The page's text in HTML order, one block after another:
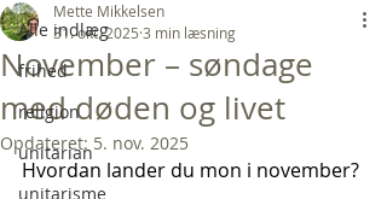
Alle indlæg
frihed
religion
unitarian
unitarisme
November – søndage
med døden og livet
Mette Mikkelsen
31. okt. 2025 3 min læsning
Opdateret: 5. nov. 2025
Hvordan lander du mon i november?